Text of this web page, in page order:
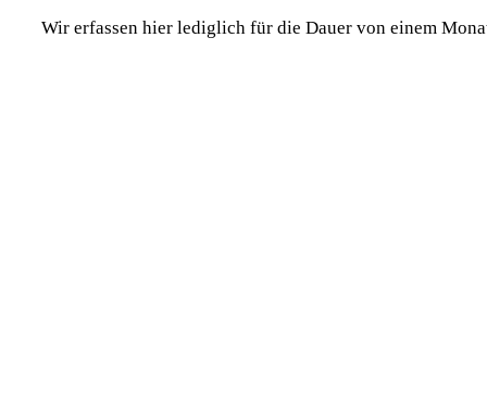
Wir erfassen hier lediglich für die Dauer von einem